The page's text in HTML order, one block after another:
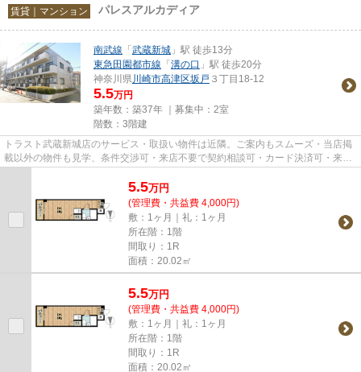
賃貸｜マンション パレスアルカディア
南武線 「武蔵新城 」駅 徒歩13分
東急田園都市線 「溝の口 」駅 徒歩20分
神奈川県川崎市高津区坂戸 ３丁目18-12
5.5万円
築年数：築37年 ｜募集中： 2室
階数：3階建
トラスト武蔵新城店のサービス・取扱い物件は近隣。ご案内もスムーズ・当店掲
載以外の物件も見学、条件交渉可・来店不要で契約相談可・カード決済可・来店
時無料駐車場有（要電話予約...
5.5万円
(管理費・共益費 4,000円)
敷：1ヶ月｜礼：1ヶ月
所在階：1階
間取り：1R
面積：20.02㎡
5.5万円
(管理費・共益費 4,000円)
敷：1ヶ月｜礼：1ヶ月
所在階：1階
間取り：1R
面積：20.02㎡